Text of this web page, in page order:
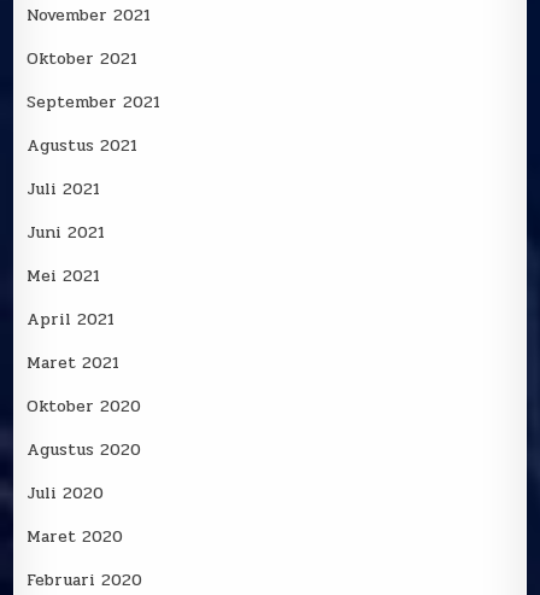
November 2021
Oktober 2021
September 2021
Agustus 2021
Juli 2021
Juni 2021
Mei 2021
April 2021
Maret 2021
Oktober 2020
Agustus 2020
Juli 2020
Maret 2020
Februari 2020